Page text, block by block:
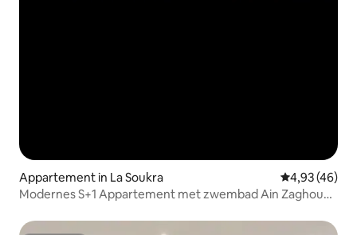
Appartement in La Soukra Gemiddelde
4,93 (46)
Modernes S+1 Appartement met zwembad Ain Zaghouan